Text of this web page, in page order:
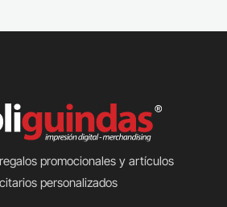
promocionales y artículos
personalizados